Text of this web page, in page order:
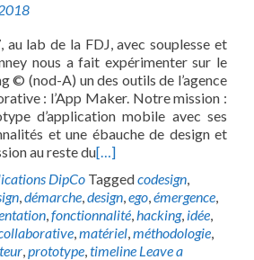
lab de la FDJ, avec souplesse et
nous a fait expérimenter sur le
© (nod-A) un des outils de l’agence
: l’App Maker. Notre mission :
d’application mobile avec ses
et une ébauche de design et
au reste du[…]
DipCo Taggedcodesign,
,démarche,design,ego,émergence,
,fonctionnalité,hacking, idée,
,matériel,méthodologie,
,prototype,timeline Leave a